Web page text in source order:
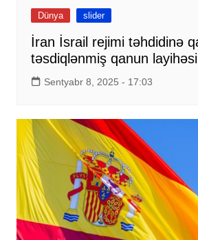
Dünya slider
İran İsrail rejimi təhdidinə
təsdiqlənmiş qanun layihəsi
Sentyabr 8, 2025 - 17:03